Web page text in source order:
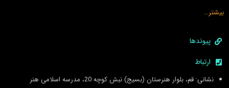
بیشتر…
پیوندها
ارتباط
نشانی: قم، بلوار هنرستان (بسیج) نبش کوچه 20، مدرسه اسلامی هنر